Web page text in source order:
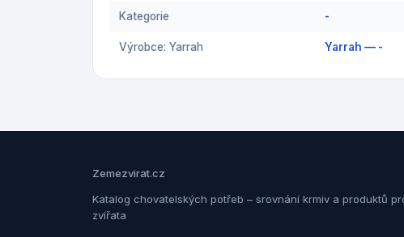
Kategorie -
Výrobce: Yarrah Yarrah — -
Zemezvirat.cz
Katalog chovatelských potřeb – srovnání krmiv a produktů
zvířata